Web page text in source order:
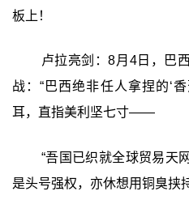
板上！
卢拉亮剑：8月4日，巴
战：“巴西绝非任人拿捏的‘
耳，直指美利坚七寸——
“吾国已织就全球贸易天
是头号强权，亦休想用铜臭挟